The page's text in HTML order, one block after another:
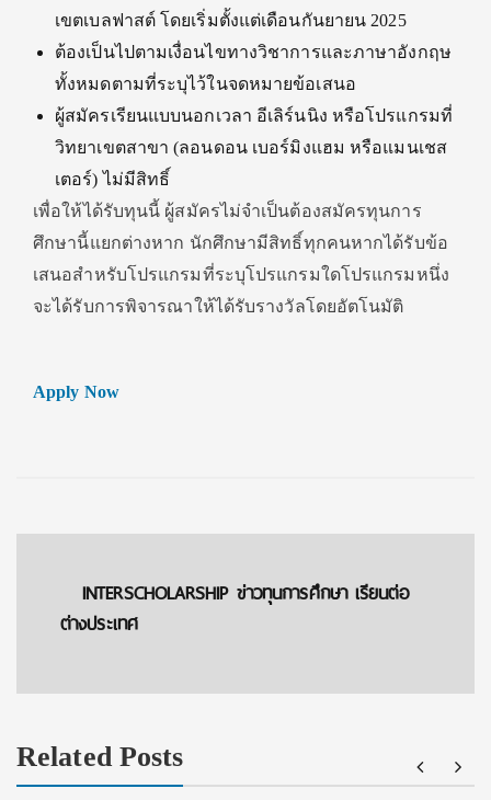
เขตเบลฟาสต์ โดยเริ่มตั้งแต่เดือนกันยายน 2025
ต้องเป็นไปตามเงื่อนไขทางวิชาการและภาษาอังกฤษ
ทั้งหมดตามที่ระบุไว้ในจดหมายข้อเสนอ
ผู้สมัครเรียนแบบนอกเวลา อีเลิร์นนิง หรือโปรแกรมที่
วิทยาเขตสาขา (ลอนดอน เบอร์มิงแฮม หรือแมนเชส
เตอร์) ไม่มีสิทธิ์
เพื่อให้ได้รับทุนนี้ ผู้สมัครไม่จำเป็นต้องสมัครทุนการ
ศึกษานี้แยกต่างหาก นักศึกษามีสิทธิ์ทุกคนหากได้รับข้อ
เสนอสำหรับโปรแกรมที่ระบุโปรแกรมใดโปรแกรมหนึ่ง
จะได้รับการพิจารณาให้ได้รับรางวัลโดยอัตโนมัติ
Apply Now
INTERSCHOLARSHIP ข่าวทุนการศึกษา เรียนต่อ
ต่างประเทศ
Related Posts